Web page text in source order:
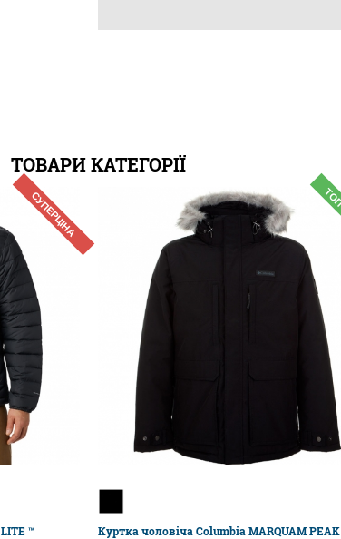
ТОВАРИ КАТЕГОРІЇ
СУПЕРЦІНА
™ Куртка чоловіча Columbia MARQUAM PEAK